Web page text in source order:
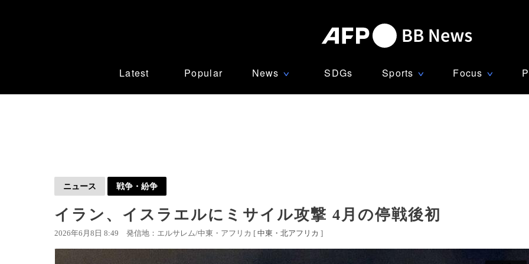
Latest Popular News ∨ SDGs Sports ∨ Focus ∨
ニュース 戦争・紛争
イラン、イスラエルにミサイル攻撃 4月の停戦後初
2026年6月8日 8:49 発信地：エルサレム/中東・アフリカ [ 中東・北アフリカ ]